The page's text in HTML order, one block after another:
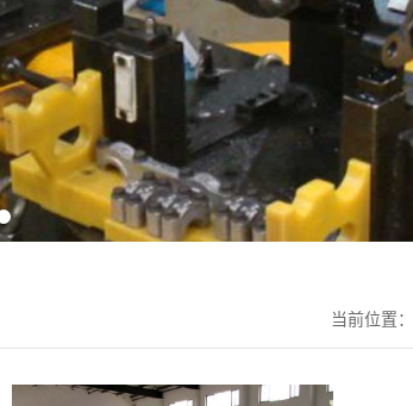
当前位置：